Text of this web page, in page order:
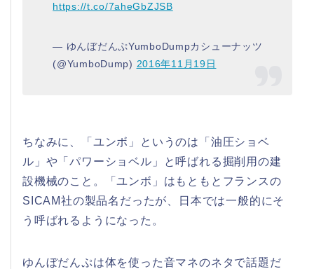
https://t.co/7aheGbZJSB
— ゆんぼだんぷYumboDumpカシューナッツ
(@YumboDump) 2016年11月19日
ちなみに、「ユンボ」というのは「油圧ショベ
ル」や「パワーショベル」と呼ばれる掘削用の建
設機械のこと。「ユンボ」はもともとフランスの
SICAM社の製品名だったが、日本では一般的にそ
う呼ばれるようになった。
ゆんぼだんぷは体を使った音マネのネタで話題だ